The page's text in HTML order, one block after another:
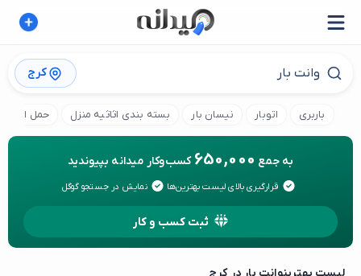
کرج
باربری اتوبار نیسان بار بسته بندی اثاثیه منزل حمل
به جمع 650,000 کسب‌وکار میدانه بپیوندید
قرارگیری بالای لیست بهترین‌ها نمایش در جستجو گوگل
ثبت کسب و کار
لیست بهترینوانت بار در کرج